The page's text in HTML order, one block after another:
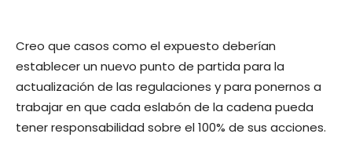
Creo que casos como el expuesto deberían
establecer un nuevo punto de partida para la
actualización de las regulaciones y para ponernos a
trabajar en que cada eslabón de la cadena pueda
tener responsabilidad sobre el 100% de sus acciones.